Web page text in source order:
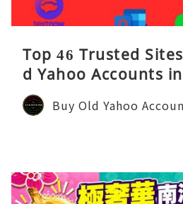
Top 46 Trusted
d Yahoo Accounts
Buy Old Yahoo Accoun